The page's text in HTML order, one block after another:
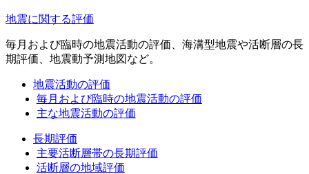
地震に関する評価
毎月および臨時の地震活動の評価、海溝型地震や活断層の長
期評価、地震動予測地図など。
地震活動の評価
毎月および臨時の地震活動の評価
主な地震活動の評価
長期評価
主要活断層帯の長期評価
活断層の地域評価